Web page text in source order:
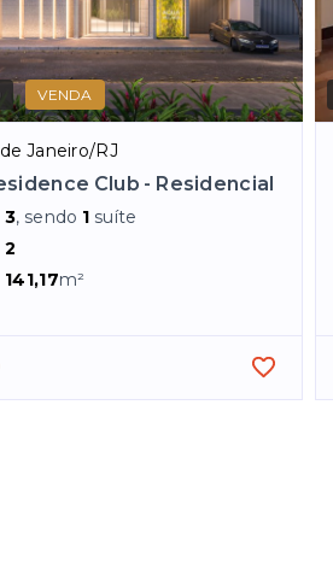
VENDA
Janeiro/RJ
Club - Residencial
3, sendo 1 suíte
2
141,17m²